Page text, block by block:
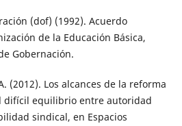
(dof) (1992). Acuerdo
de la Educación Básica,
Gobernación.
(2012). Los alcances de la reforma
difícil equilibrio entre autoridad
sindical, en Espacios